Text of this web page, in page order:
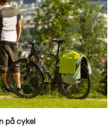
på cykel